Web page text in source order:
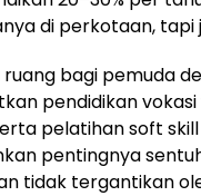
di perkotaan, tapi
bagi pemuda
pendidikan
pelatihan soft
pentingnya
tidak tergantikan